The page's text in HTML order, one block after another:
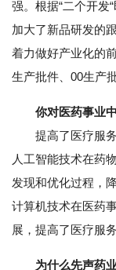
强。根据“二个开发
加大了新品研发的
着力做好产业化的
生产批件、00生产
你对医药事业
提高了医疗服务
人工智能技术在药
发现和优化过程，
计算机技术在医药
展，提高了医疗服
为什么先声药